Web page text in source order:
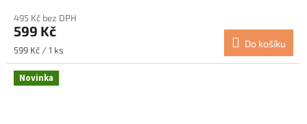
495 Kč bez DPH
599 Kč
Měrná
cena:
599 Kč / 1 ks
Do košíku
Novinka